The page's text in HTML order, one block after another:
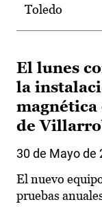
Toledo
El lunes
la
de
30 de Mayo de
El nuevo
pruebas